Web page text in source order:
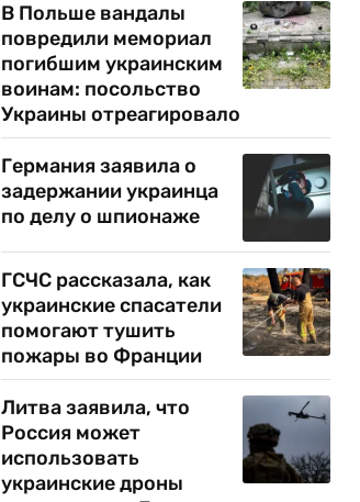
В Польше вандалы
повредили мемориал
погибшим украинским
воинам: посольство
Украины отреагировало
Германия заявила о
задержании украинца
по делу о шпионаже
ГСЧС рассказала, как
украинские спасатели
помогают тушить
пожары во Франции
Литва заявила, что
Россия может
использовать
украинские дроны